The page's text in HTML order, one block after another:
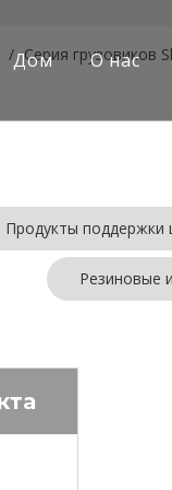
Дом О нас
/ Серия грузовиков
Продукты поддержки
Резиновые